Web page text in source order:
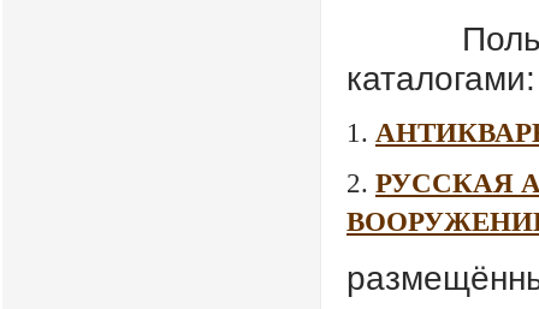
каталогами:
1.
2. РУССКАЯ